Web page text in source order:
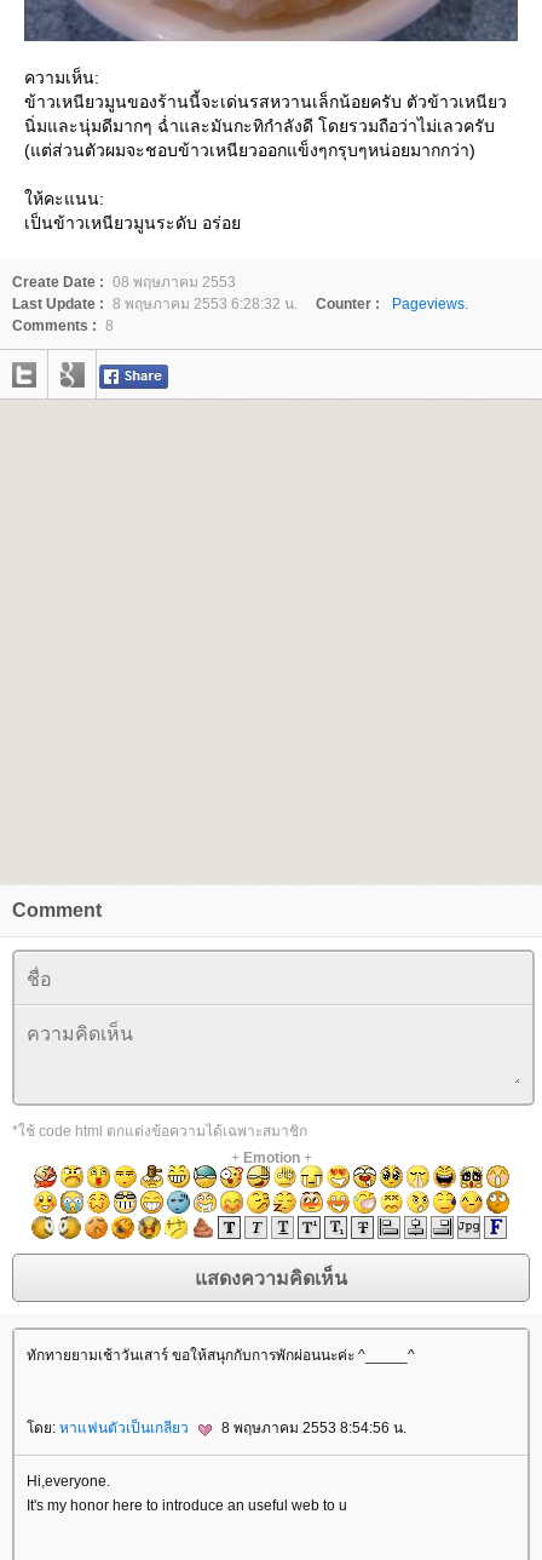
ความเห็น:
ข้าวเหนียวมูนของร้านนี้จะเด่นรสหวานเล็กน้อยครับ ตัวข้าวเหนียว
นิ่มและนุ่มดีมากๆ ฉ่ำและมันกะทิกำลังดี โดยรวมถือว่าไม่เลวครับ
(แต่ส่วนตัวผมจะชอบข้าวเหนียวออกแข็งๆกรุบๆหน่อยมากกว่า)
ห้คะแนน:
เป็นข้าวเหนียวมูนระดับ อร่อ
Create Date : 08 พฤษภาคม 2553
Last Update : 8 พฤษภาคม 2553 6:28:32 น. Counter :
Pageviews.
Comments : 8
Comment
*ใช้ code html ตกแต่งข้อความได้เฉพาะสมาชิก
+ Emotion+
ทักทายยามเช้าวันเสาร์ ขอให้สนุกกับการพักผ่อนนะค่ะ ^_____^
ดย: หาแฟนตัวเป็นเกลียว 8 พฤษภาคม 2553 8:54:56 น.
Hi,everyone.
It's my honor here to introduce an useful web to u